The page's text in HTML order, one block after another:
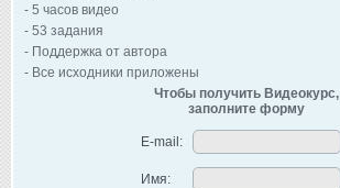
- 5 часов видео
- 53 задания
- Поддержка от автора
- Все исходники приложены
Чтобы получить Видеокурс,
заполните форму
E-mail:
Имя: